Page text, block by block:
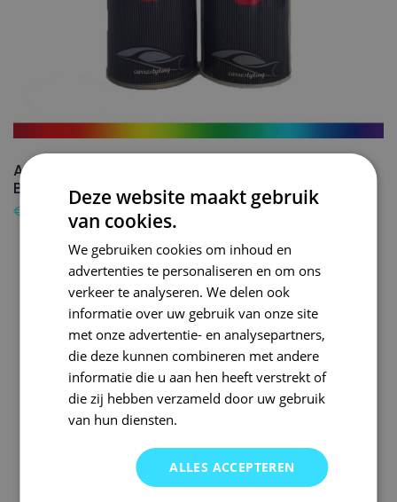
AUDI Autolak + Blanke lak Spuitbus Z3 UMBRA
BROWM – 150ml
€
Deze website maakt gebruik
van cookies.
We gebruiken cookies om inhoud en
advertenties te personaliseren en om ons
verkeer te analyseren. We delen ook
informatie over uw gebruik van onze site
met onze advertentie- en analysepartners,
die deze kunnen combineren met andere
informatie die u aan hen heeft verstrekt of
die zij hebben verzameld door uw gebruik
van hun diensten.
ALLES ACCEPTEREN